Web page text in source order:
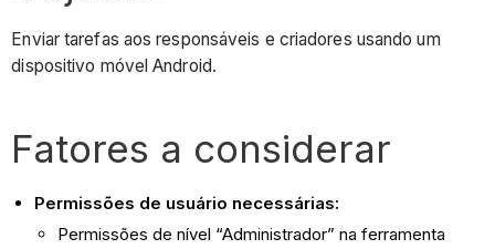
Enviar tarefas aos responsáveis e criadores usando um
dispositivo móvel Android.
Fatores a considerar
Permissões de usuário necessárias:
Permissões de nível “Administrador” na ferramenta